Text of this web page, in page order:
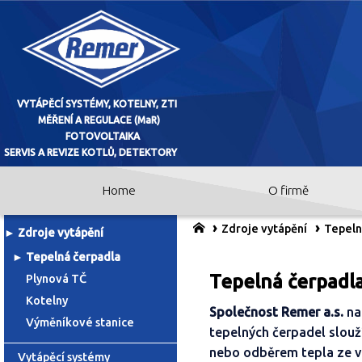
MĚŘENÍ A REGULACE (MaR)
FOTOVOLTAIKA
SERVIS A REVIZE KOTLŮ,
Home O firmě
Zdroje vytápění
Tepelná čerpadla
Plynová TČ
Kotelny
Výměníkové stanice
Vytápěcí systémy
Zdroje vytápění
Tepelná
Společnost Remer a.s.
tepelných čerpadel
nebo odběrem tepla ze